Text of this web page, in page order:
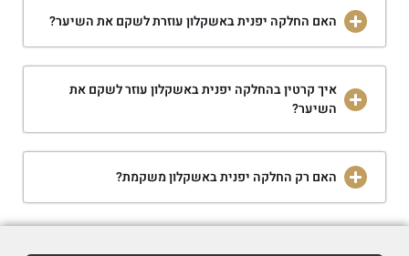
האם החלקה יפנית באשקלון עוזרת לשקם את השיער?
איך קרטין בהחלקה יפנית באשקלון עוזר לשקם את
השיער?
האם רק החלקה יפנית באשקלון משקמת?